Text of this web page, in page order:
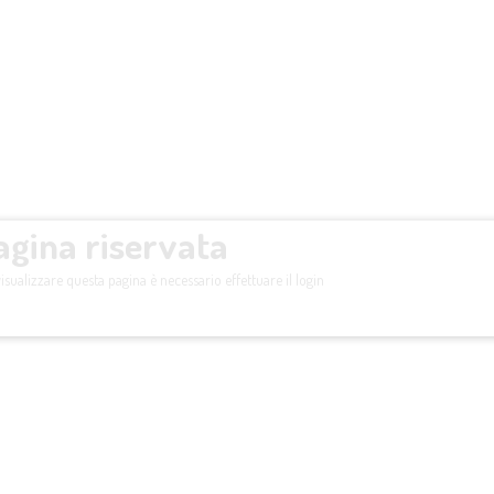
riservata
questa pagina è necessario effettuare il login